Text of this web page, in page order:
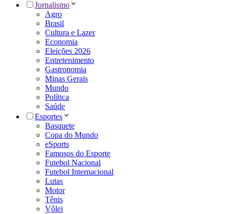
Jornalismo
Agro
Brasil
Cultura e Lazer
Economia
Eleições 2026
Entretenimento
Gastronomia
Minas Gerais
Mundo
Política
Saúde
Esportes
Basquete
Copa do Mundo
eSports
Famosos do Esporte
Futebol Nacional
Futebol Internacional
Lutas
Motor
Tênis
Vôlei